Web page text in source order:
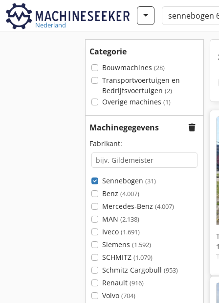
Nederland
Categorie
Bouwmachines (28)
Transportvoertuigen en
Bedrijfsvoertuigen (2)
Overige machines (1)
Machinegegevens
Fabrikant:
Sennebogen (31)
Benz (4.007)
Mercedes-Benz (4.007)
MAN (2.138)
Iveco (1.691)
Siemens (1.592)
SCHMITZ (1.079)
Schmitz Cargobull (953)
Renault (916)
Volvo (704)